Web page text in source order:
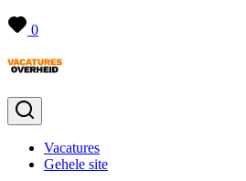
0
Vacatures
Gehele site